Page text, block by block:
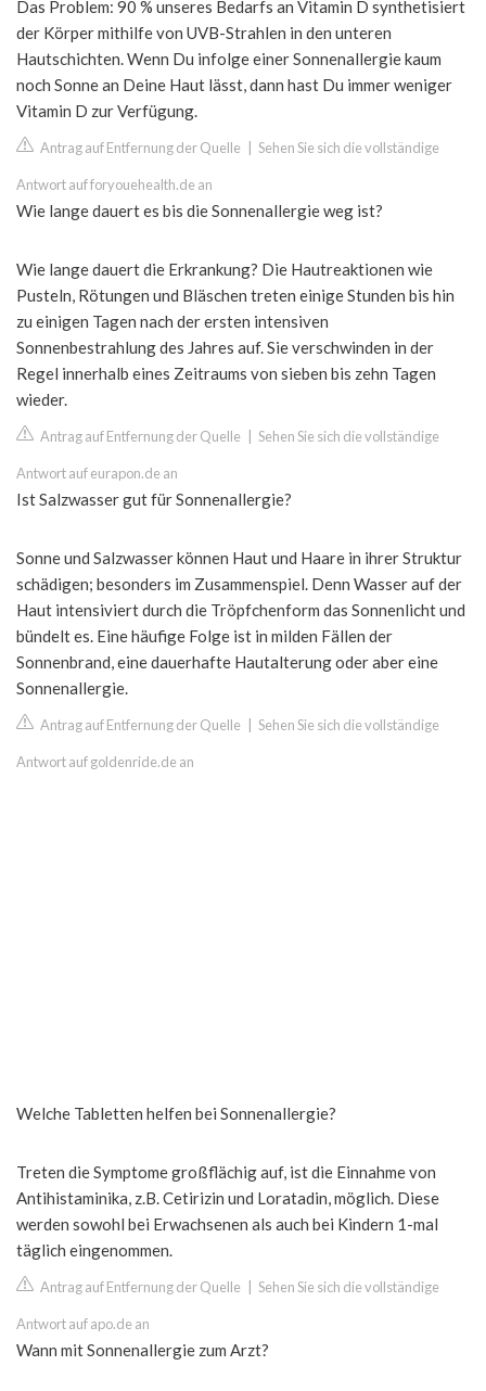
Das Problem: 90 % unseres Bedarfs an Vitamin D synthetisiert
der Körper mithilfe von UVB-Strahlen in den unteren
Hautschichten. Wenn Du infolge einer Sonnenallergie kaum
noch Sonne an Deine Haut lässt, dann hast Du immer weniger
Vitamin D zur Verfügung.
Antrag auf Entfernung der Quelle Sehen Sie sich die vollständige
Antwort auf foryouehealth.de an
Wie lange dauert es bis die Sonnenallergie weg ist?
Wie lange dauert die Erkrankung? Die Hautreaktionen wie
Pusteln, Rötungen und Bläschen treten einige Stunden bis hin
zu einigen Tagen nach der ersten intensiven
Sonnenbestrahlung des Jahres auf. Sie verschwinden in der
Regel innerhalb eines Zeitraums von sieben bis zehn Tagen
wieder.
Antrag auf Entfernung der Quelle Sehen Sie sich die vollständige
Antwort auf eurapon.de an
Ist Salzwasser gut für Sonnenallergie?
Sonne und Salzwasser können Haut und Haare in ihrer Struktur
schädigen; besonders im Zusammenspiel. Denn Wasser auf der
Haut intensiviert durch die Tröpfchenform das Sonnenlicht und
bündelt es. Eine häufige Folge ist in milden Fällen der
Sonnenbrand, eine dauerhafte Hautalterung oder aber eine
Sonnenallergie.
Antrag auf Entfernung der Quelle Sehen Sie sich die vollständige
Antwort auf goldenride.de an
Welche Tabletten helfen bei Sonnenallergie?
Treten die Symptome großflächig auf, ist die Einnahme von
Antihistaminika, z.B. Cetirizin und Loratadin, möglich. Diese
werden sowohl bei Erwachsenen als auch bei Kindern 1-mal
täglich eingenommen.
Antrag auf Entfernung der Quelle Sehen Sie sich die vollständige
Antwort auf apo.de an
Wann mit Sonnenallergie zum Arzt?